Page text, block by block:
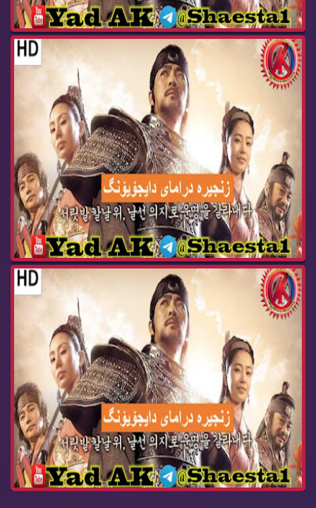
درامای ئه‌فسانه‌ی پاشا دای جۆیۆنگ ئه‌ڵقه‌ی 96 D...